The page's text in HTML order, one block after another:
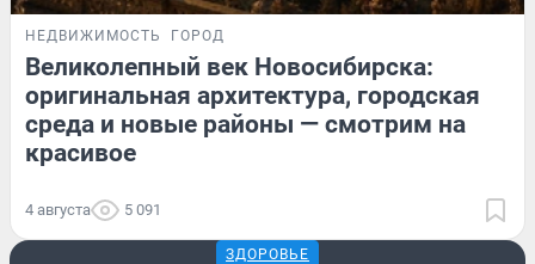
НЕДВИЖИМОСТЬ ГОРОД
Великолепный век Новосибирска:
оригинальная архитектура, городская
среда и новые районы — смотрим на
красивое
4 августа 5 091
ЗДОРОВЬЕ